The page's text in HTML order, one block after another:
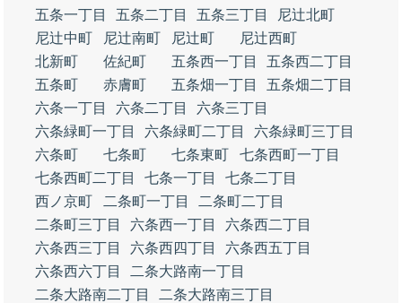
五条一丁目
五条二丁目 五条三丁目
尼辻北町
尼辻中町
尼辻南町 尼辻町
尼辻西町
北新町
佐紀町 五条西一丁目
五条西二丁目
五条町
赤膚町 五条畑一丁目
五条畑二丁目
六条一丁目
六条二丁目
六条三丁目
六条緑町一丁目
六条緑町二丁目
六条緑町三丁目
六条町
七条町 七条東町
七条西町一丁目
七条西町二丁目
七条一丁目
七条二丁目
西ノ京町
二条町一丁目
二条町二丁目
二条町三丁目
六条西一丁目
六条西二丁目
六条西三丁目
六条西四丁目
六条西五丁目
六条西六丁目
二条大路南一丁目
二条大路南二丁目
二条大路南三丁目